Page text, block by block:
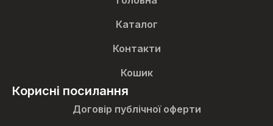
Каталог
Контакти
Кошик
Корисні посилання
Договір публічної оферти